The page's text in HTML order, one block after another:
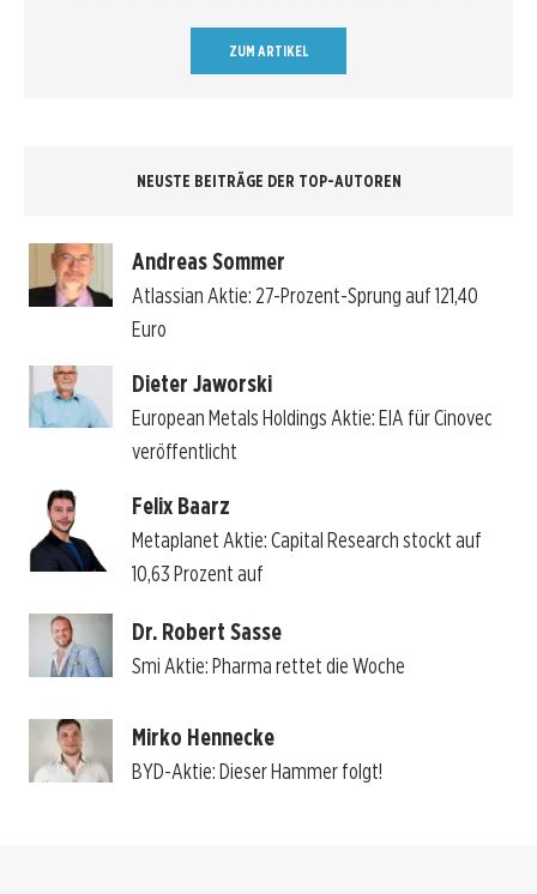
ZUM ARTIKEL
NEUSTE BEITRÄGE DER TOP-AUTOREN
Andreas Sommer
Atlassian Aktie: 27-Prozent-Sprung auf 121,40
Euro
Dieter Jaworski
European Metals Holdings Aktie: EIA für Cinovec
veröffentlicht
Felix Baarz
Metaplanet Aktie: Capital Research stockt auf
10,63 Prozent auf
Dr. Robert Sasse
Smi Aktie: Pharma rettet die Woche
Mirko Hennecke
BYD-Aktie: Dieser Hammer folgt!